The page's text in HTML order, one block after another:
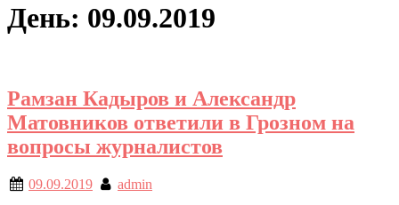
День: 09.09.2019
Рамзан Кадыров и Александр
Матовников ответили в Грозном на
вопросы журналистов
09.09.2019
admin